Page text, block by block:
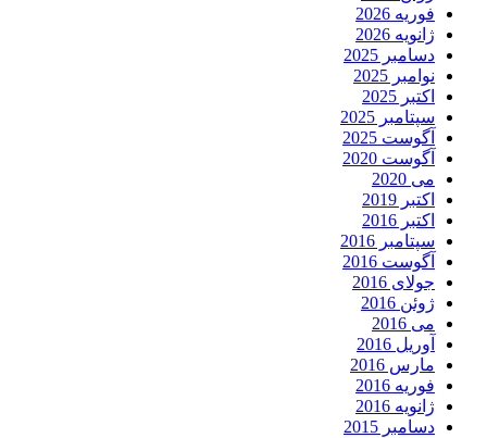
فوریه 2026
ژانویه 2026
دسامبر 2025
نوامبر 2025
اکتبر 2025
سپتامبر 2025
آگوست 2025
آگوست 2020
می 2020
اکتبر 2019
اکتبر 2016
سپتامبر 2016
آگوست 2016
جولای 2016
ژوئن 2016
می 2016
آوریل 2016
مارس 2016
فوریه 2016
ژانویه 2016
دسامبر 2015